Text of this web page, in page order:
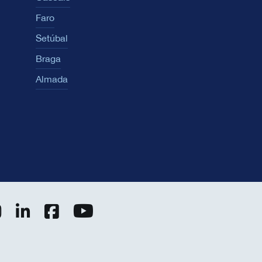
Faro
Setúbal
Braga
Almada